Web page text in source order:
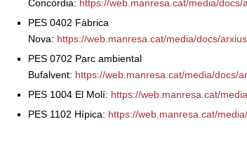
Concòrdia: https://web.manresa.cat/media/
PES 0402 Fàbrica
Nova: https://web.manresa.cat/media/docs/
PES 0702 Parc ambiental
Bufalvent: https://web.manresa.cat/media/docs/
PES 1004 El Molí: https://web.manresa.cat/
PES 1102 Hípica: https://web.manresa.cat/